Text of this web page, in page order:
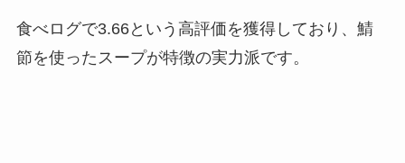
食べログで3.66という高評価を獲得しており、鯖
節を使ったスープが特徴の実力派です。